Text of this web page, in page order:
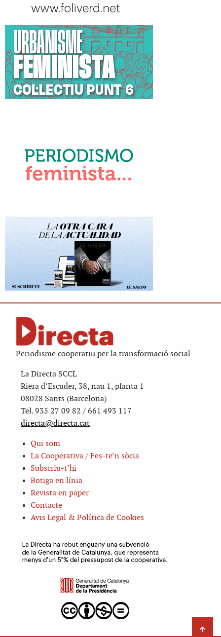
Periodisme cooperatiu per la transformació social
La Directa SCCL
Riera d’Escuder, 38, nau 1, planta 1
08028 Sants (Barcelona)
Tel. 935 27 09 82 / 661 493 117
directa@directa.cat
Qui som
La Cooperativa / Fes-te’n sòcia
Subscriu-t’hi
Botiga en línia
Revista en paper
Contacte
Avis Legal & Política de Cookies